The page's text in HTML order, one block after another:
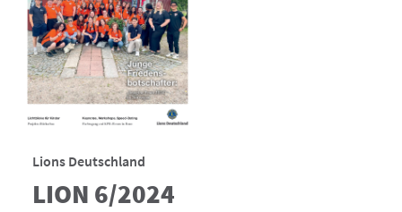
Lions Deutschland
LION 6/2024